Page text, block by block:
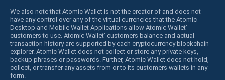
We also note that Atomic Wallet is not the creator of and does not
have any control over any of the virtual currencies that the Atomic
Desktop and Mobile Wallet Applications allow Atomic Wallet’
customers to use. Atomic Wallet’ customers balance and actual
transaction history are supported by each cryptocurrency blockchain
explorer. Atomic Wallet does not collect or store any private keys,
backup phrases or passwords. Further, Atomic Wallet does not hold,
collect, or transfer any assets from or to its customers wallets in any
form.